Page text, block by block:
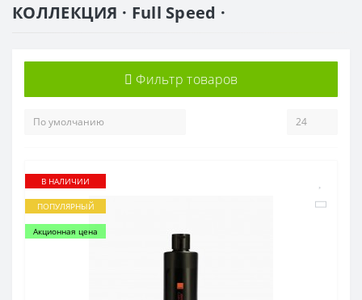
КОЛЛЕКЦИЯ · Full Speed ·
Фильтр товаров
В НАЛИЧИИ
ПОПУЛЯРНЫЙ
Акционная цена